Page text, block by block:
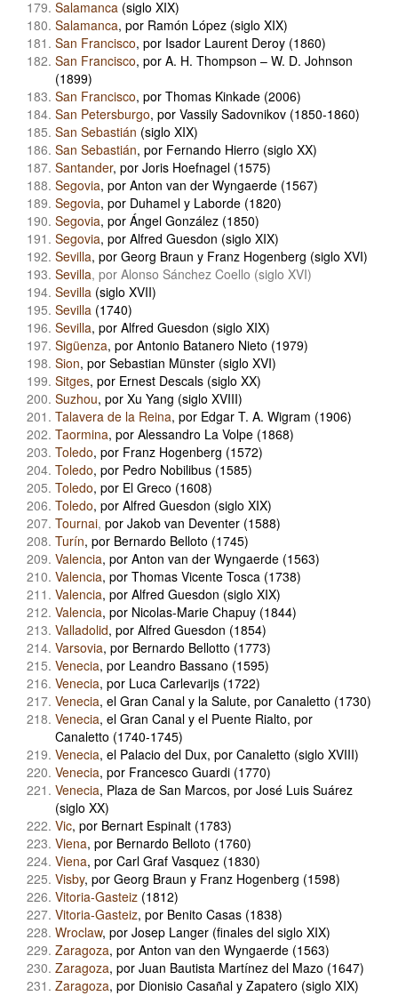
Salamanca (siglo XIX)
Salamanca, por Ramón López (siglo XIX)
San Francisco, por Isador Laurent Deroy (1860)
San Francisco, por A. H. Thompson – W. D. Johnson
(1899)
San Francisco, por Thomas Kinkade (2006)
San Petersburgo, por Vassily Sadovnikov (1850-1860)
San Sebastián (siglo XIX)
San Sebastián, por Fernando Hierro (siglo XX)
Santander, por Joris Hoefnagel (1575)
Segovia, por Anton van der Wyngaerde (1567)
Segovia, por Duhamel y Laborde (1820)
Segovia, por Ángel González (1850)
Segovia, por Alfred Guesdon (siglo XIX)
Sevilla, por Georg Braun y Franz Hogenberg (siglo XVI)
Sevilla, por Alonso Sánchez Coello (siglo XVI)
Sevilla (siglo XVII)
Sevilla (1740)
Sevilla, por Alfred Guesdon (siglo XIX)
Sigüenza, por Antonio Batanero Nieto (1979)
Sion, por Sebastian Münster (siglo XVI)
Sitges, por Ernest Descals (siglo XX)
Suzhou, por Xu Yang (siglo XVIII)
Talavera de la Reina, por Edgar T. A. Wigram (1906)
Taormina, por Alessandro La Volpe (1868)
Toledo, por Franz Hogenberg (1572)
Toledo, por Pedro Nobilibus (1585)
Toledo, por El Greco (1608)
Toledo, por Alfred Guesdon (siglo XIX)
Tournai, por Jakob van Deventer (1588)
Turín, por Bernardo Belloto (1745)
Valencia, por Anton van der Wyngaerde (1563)
Valencia, por Thomas Vicente Tosca (1738)
Valencia, por Alfred Guesdon (siglo XIX)
Valencia, por Nicolas-Marie Chapuy (1844)
Valladolid, por Alfred Guesdon (1854)
Varsovia, por Bernardo Bellotto (1773)
Venecia, por Leandro Bassano (1595)
Venecia, por Luca Carlevarijs (1722)
Venecia, el Gran Canal y la Salute, por Canaletto (1730)
Venecia, el Gran Canal y el Puente Rialto, por
Canaletto (1740-1745)
Venecia, el Palacio del Dux, por Canaletto (siglo XVIII)
Venecia, por Francesco Guardi (1770)
Venecia, Plaza de San Marcos, por José Luis Suárez
(siglo XX)
Vic, por Bernart Espinalt (1783)
Viena, por Bernardo Belloto (1760)
Viena, por Carl Graf Vasquez (1830)
Visby, por Georg Braun y Franz Hogenberg (1598)
Vitoria-Gasteiz (1812)
Vitoria-Gasteiz, por Benito Casas (1838)
Wroclaw, por Josep Langer (finales del siglo XIX)
Zaragoza, por Anton van den Wyngaerde (1563)
Zaragoza, por Juan Bautista Martínez del Mazo (1647)
Zaragoza, por Dionisio Casañal y Zapatero (siglo XIX)